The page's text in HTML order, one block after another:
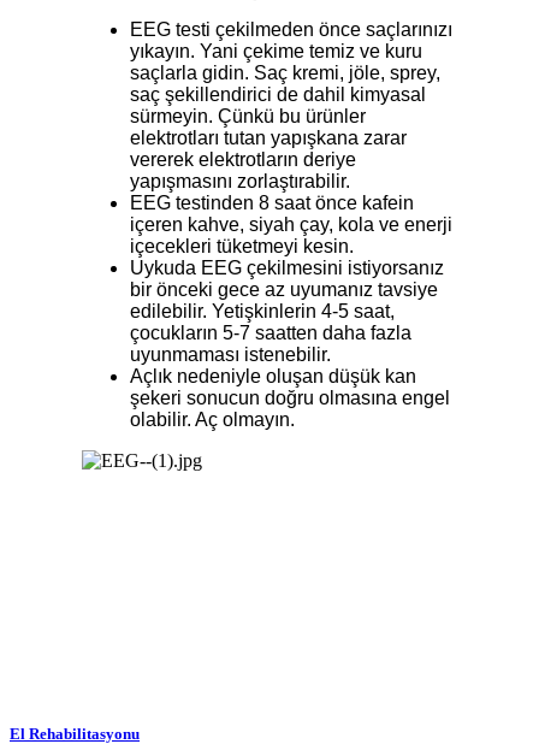
EEG testi çekilmeden önce saçlarınızı
yıkayın. Yani çekime temiz ve kuru
saçlarla gidin. Saç kremi, jöle, sprey,
saç şekillendirici de dahil kimyasal
sürmeyin. Çünkü bu ürünler
elektrotları tutan yapışkana zarar
vererek elektrotların deriye
yapışmasını zorlaştırabilir.
EEG testinden 8 saat önce kafein
içeren kahve, siyah çay, kola ve enerji
içecekleri tüketmeyi kesin.
Uykuda EEG çekilmesini istiyorsanız
bir önceki gece az uyumanız tavsiye
edilebilir. Yetişkinlerin 4-5 saat,
çocukların 5-7 saatten daha fazla
uyunmaması istenebilir.
Açlık nedeniyle oluşan düşük kan
şekeri sonucun doğru olmasına engel
olabilir. Aç olmayın.
El Rehabilitasyonu